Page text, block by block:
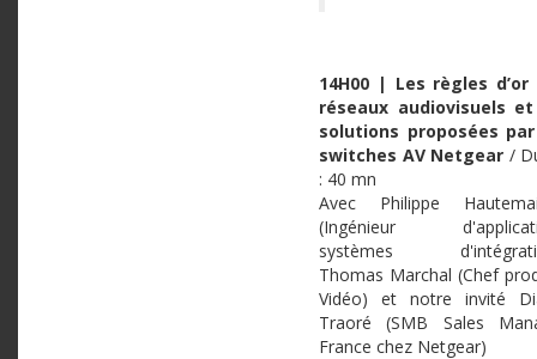
14H00 | Les règles d’or
réseaux audiovisuels
solutions proposées
switches AV Netgear /
: 40 mn
Avec Philippe
(Ingénieur
systèmes
Thomas Marchal (Chef
Vidéo) et notre invité
Traoré (SMB Sales
France chez Netgear)